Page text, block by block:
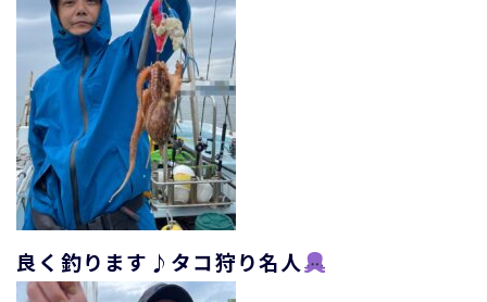
良く釣ります♪タコ狩り名人